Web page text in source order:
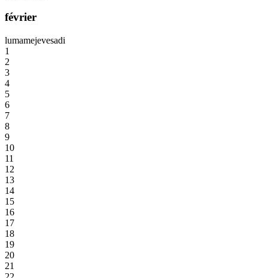
février
lumamejevesadi
1
2
3
4
5
6
7
8
9
10
11
12
13
14
15
16
17
18
19
20
21